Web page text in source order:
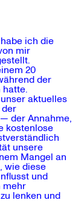
ich die
mir
20
der
aktuelles
der Annahme,
kostenlose
unsere
Mangel an
wie diese
und
mehr
lenken und